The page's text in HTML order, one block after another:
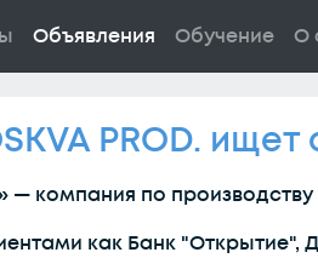
Объявления Обучение О
PROD.
— компания по
как Банк "Открытие",